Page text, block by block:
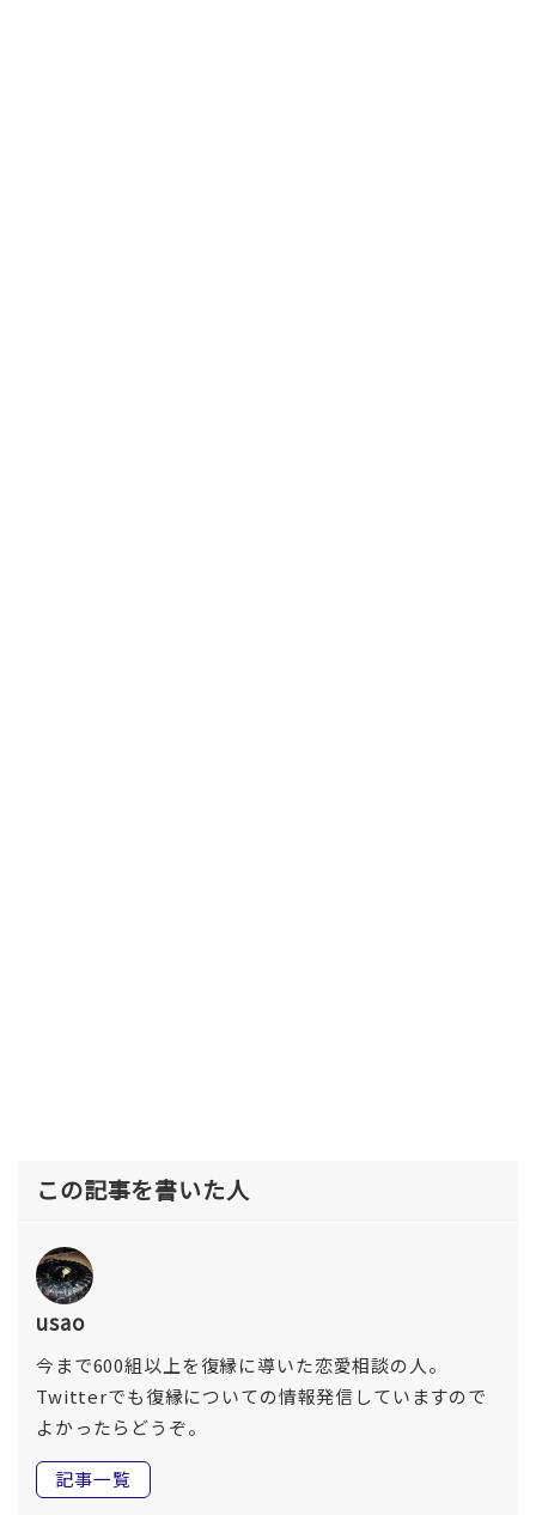
この記事を書いた人
usao
今まで600組以上を復縁に導いた恋愛相談の人。
Twitterでも復縁についての情報発信していますので
よかったらどうぞ。
記事一覧